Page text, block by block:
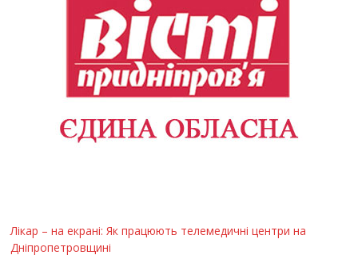
Лікар – на екрані: Як працюють телемедичні центри на
Дніпропетровщині